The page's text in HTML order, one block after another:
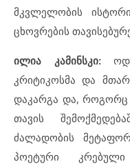
მკვლელობის
ცხოვრების
ილია კამინსკი:
კრიტიკოსმა და
დაკარგა და, როგორც
თავის
ძალადობის
პოეტური